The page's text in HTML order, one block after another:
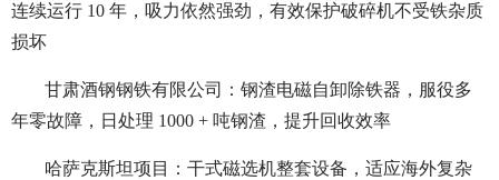
连续运行 10 年，吸力依然强劲，有效保护破碎机不受铁杂质
损坏
甘肃酒钢钢铁有限公司：钢渣电磁自卸除铁器，服役多
年零故障，日处理 1000 + 吨钢渣，提升回收效率
哈萨克斯坦项目：干式磁选机整套设备，适应海外复杂